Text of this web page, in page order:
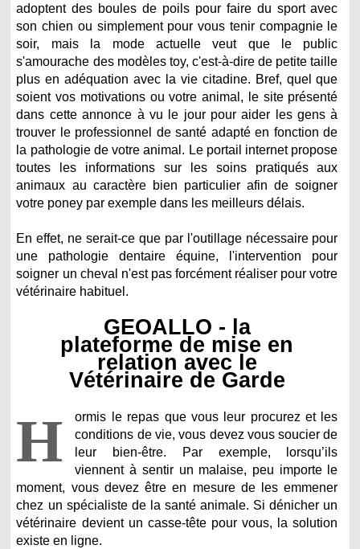
adoptent des boules de poils pour faire du sport avec
son chien ou simplement pour vous tenir compagnie le
soir, mais la mode actuelle veut que le public
s'amourache des modèles toy, c'est-à-dire de petite taille
plus en adéquation avec la vie citadine. Bref, quel que
soient vos motivations ou votre animal, le site présenté
dans cette annonce à vu le jour pour aider les gens à
trouver le professionnel de santé adapté en fonction de
la pathologie de votre animal. Le portail internet propose
toutes les informations sur les soins pratiqués aux
animaux au caractère bien particulier afin de soigner
votre poney par exemple dans les meilleurs délais.
En effet, ne serait-ce que par l'outillage nécessaire pour
une pathologie dentaire équine,
l'intervention pour
soigner un cheval n'est pas forcément réaliser pour votre
vétérinaire habituel.
GEOALLO - la
plateforme de mise en
relation avec le
Vétérinaire de Garde
H
ormis le repas que vous leur procurez et les
conditions de vie, vous devez vous soucier de
leur bien-être. Par exemple, lorsqu’ils
viennent à sentir un malaise, peu importe le
moment, vous devez être en mesure de les emmener
chez un spécialiste de la santé animale. Si dénicher un
vétérinaire devient un casse-tête pour vous, la solution
existe en ligne.